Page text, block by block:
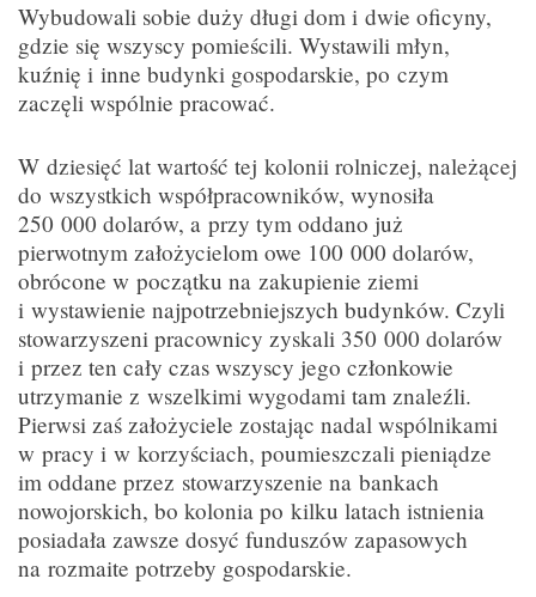
Wybudowali sobie duży długi dom i dwie oficyny,
gdzie się wszyscy pomieścili. Wystawili młyn,
kuźnię i inne budynki gospodarskie, po czym
zaczęli wspólnie pracować.
W dziesięć lat wartość tej kolonii rolniczej, należącej
do wszystkich współpracowników, wynosiła
250 000 dolarów, a przy tym oddano już
pierwotnym założycielom owe 100 000 dolarów,
obrócone w początku na zakupienie ziemi
i wystawienie najpotrzebniejszych budynków. Czyli
stowarzyszeni pracownicy zyskali 350 000 dolarów
i przez ten cały czas wszyscy jego członkowie
utrzymanie z wszelkimi wygodami tam znaleźli.
Pierwsi zaś założyciele zostając nadal wspólnikami
w pracy i w korzyściach, poumieszczali pieniądze
im oddane przez stowarzyszenie na bankach
nowojorskich, bo kolonia po kilku latach istnienia
posiadała zawsze dosyć funduszów zapasowych
na rozmaite potrzeby gospodarskie.